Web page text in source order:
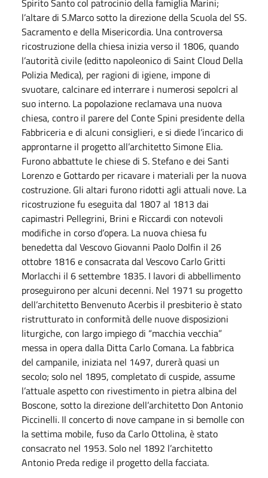
l’altare di S.Marco sotto la direzione della Scuola del SS.
Sacramento e della Misericordia. Una controversa
ricostruzione della chiesa inizia verso il 1806, quando
l’autorità civile (editto napoleonico di Saint Cloud Della
Polizia Medica), per ragioni di igiene, impone di
svuotare, calcinare ed interrare i numerosi sepolcri al
suo interno. La popolazione reclamava una nuova
chiesa, contro il parere del Conte Spini presidente della
Fabbriceria e di alcuni consiglieri, e si diede l’incarico di
approntarne il progetto all’architetto Simone Elia.
Furono abbattute le chiese di S. Stefano e dei Santi
Lorenzo e Gottardo per ricavare i materiali per la nuova
costruzione. Gli altari furono ridotti agli attuali nove. La
ricostruzione fu eseguita dal 1807 al 1813 dai
capimastri Pellegrini, Brini e Riccardi con notevoli
modifiche in corso d’opera. La nuova chiesa fu
benedetta dal Vescovo Giovanni Paolo Dolfin il 26
ottobre 1816 e consacrata dal Vescovo Carlo Gritti
Morlacchi il 6 settembre 1835. I lavori di abbellimento
proseguirono per alcuni decenni. Nel 1971 su progetto
dell’architetto Benvenuto Acerbis il presbiterio è stato
ristrutturato in conformità delle nuove disposizioni
liturgiche, con largo impiego di “macchia vecchia”
messa in opera dalla Ditta Carlo Comana. La fabbrica
del campanile, iniziata nel 1497, durerà quasi un
secolo; solo nel 1895, completato di cuspide, assume
l’attuale aspetto con rivestimento in pietra albina del
Boscone, sotto la direzione dell’architetto Don Antonio
Piccinelli. Il concerto di nove campane in si bemolle con
la settima mobile, fuso da Carlo Ottolina, è stato
consacrato nel 1953. Solo nel 1892 l’architetto
Antonio Preda redige il progetto della facciata.